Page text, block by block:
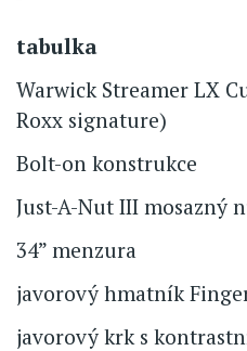
tabulka
Warwick Streamer LX
Roxx signature)
Bolt-on konstrukce
Just-A-Nut III mosazný
34” menzura
javorový hmatník
javorový krk s